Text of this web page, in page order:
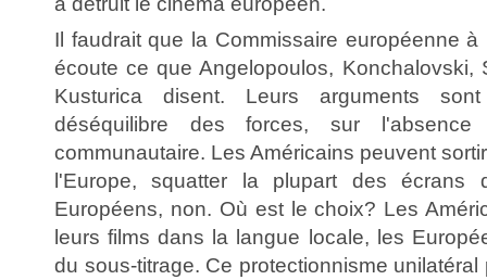
Il faudrait que la Commissaire européenne
écoute ce que Angelopoulos, Konchalovski,
Kusturica disent. Leurs arguments
déséquilibre des forces, sur
communautaire. Les Américains peuvent
l'Europe, squatter la plupart des écrans
Européens, non. Où est le choix? Les
leurs films dans la langue locale, les
du sous-titrage. Ce protectionnisme